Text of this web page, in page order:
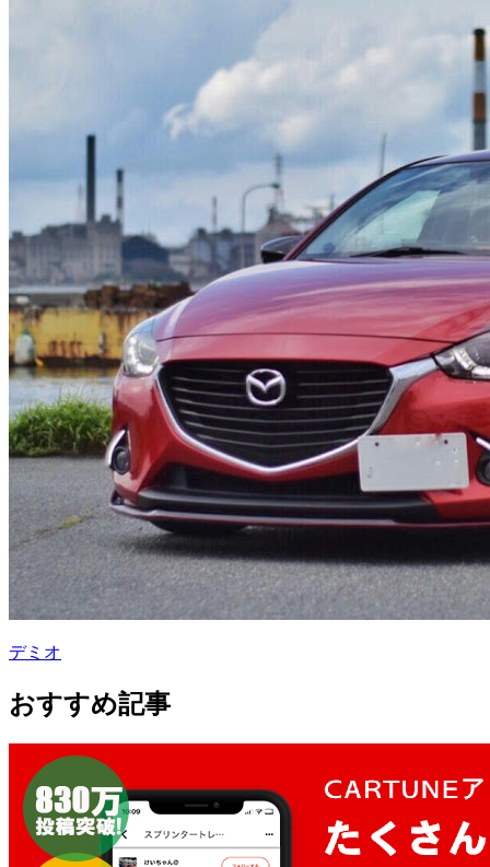
デミオ
おすすめ記事